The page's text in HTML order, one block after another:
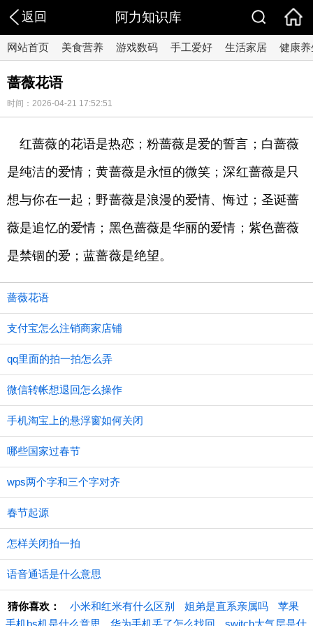
返回 阿力知识库
网站首页 美食营养 游戏数码 手工爱好 生活家居 健康养
蔷薇花语
时间：2026-04-21 17:52:51
红蔷薇的花语是热恋；粉蔷薇是爱的誓言；白蔷薇
是纯洁的爱情；黄蔷薇是永恒的微笑；深红蔷薇是只
想与你在一起；野蔷薇是浪漫的爱情、悔过；圣诞蔷
薇是追忆的爱情；黑色蔷薇是华丽的爱情；紫色蔷薇
是禁锢的爱；蓝蔷薇是绝望。
蔷薇花语
支付宝怎么注销商家店铺
qq里面的拍一拍怎么弄
微信转帐想退回怎么操作
手机淘宝上的悬浮窗如何关闭
哪些国家过春节
wps两个字和三个字对齐
春节起源
怎样关闭拍一拍
语音通话是什么意思
猜你喜欢： 小米和红米有什么区别 姐弟是直系亲属吗
苹果
手机bs机是什么意思
华为手机丢了怎么找回 switch大气层是什